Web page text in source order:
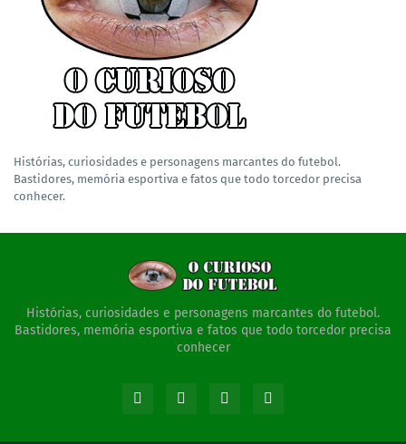
Histórias, curiosidades e personagens marcantes do futebol.
Bastidores, memória esportiva e fatos que todo torcedor precisa
conhecer.
Histórias, curiosidades e personagens marcantes do futebol.
Bastidores, memória esportiva e fatos que todo torcedor precisa
conhecer